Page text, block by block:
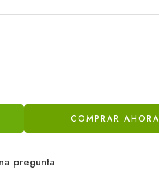
COMPRAR AHORA
pregunta